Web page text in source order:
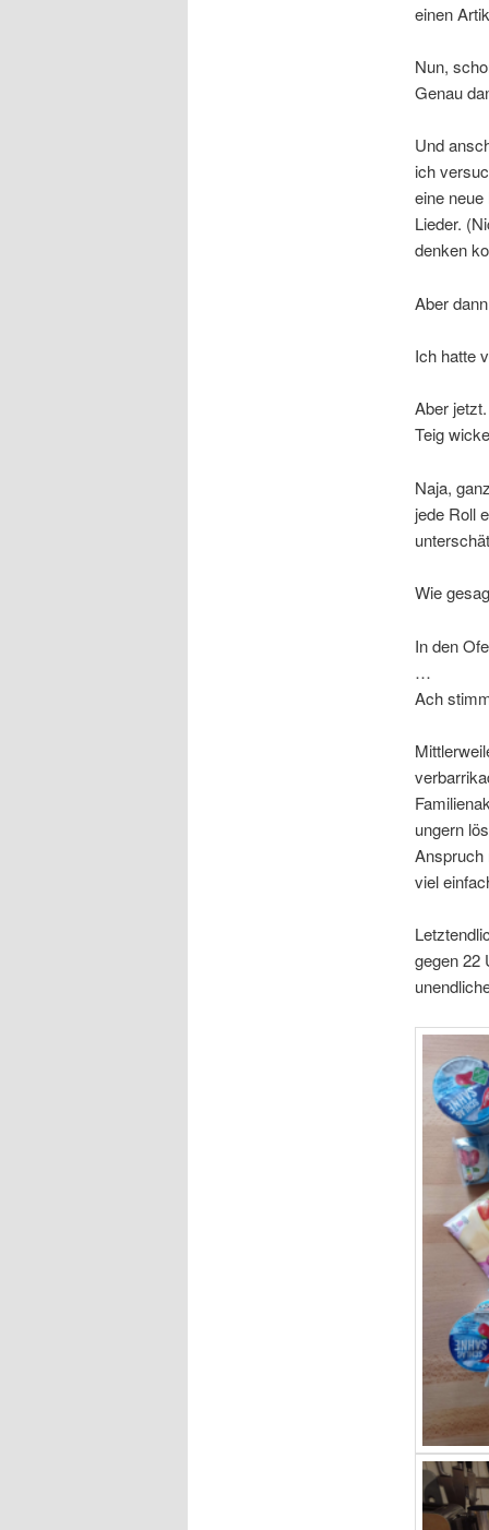
einen
Nun,
Genau
Und
ich
eine
Lieder.
denken
Aber
Ich hatte
Aber
Teig
Naja,
jede Roll
Wie
In den
…
Ach
ungern
Anspruch
viel
gegen 22